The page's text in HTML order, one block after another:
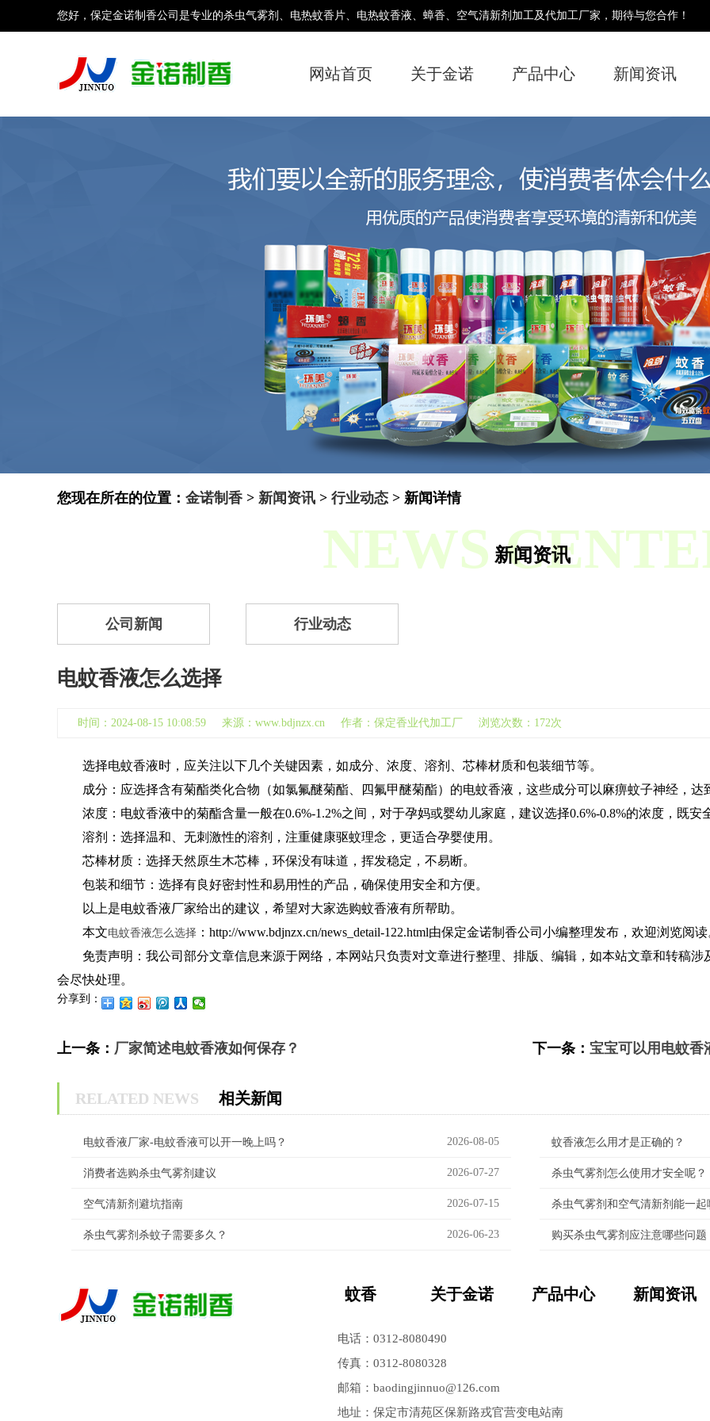
您好，保定金诺制香公司是专业的杀虫气雾剂、电热蚊香片、电热蚊香液、蟑香、空气清新剂加工及代加工厂家，期待与您合作！
网站首页 关于金诺 产品中心 新闻资讯
您现在所在的位置： 金诺制香 > 新闻资讯 > 行业动态 > 新闻详情
NEWS新闻资讯
公司新闻 行业动态
电蚊香液怎么选择
时间：2024-08-15 10:08:59 来源：www.bdjnzx.cn 作者：保定香业代加工厂 浏览次数：172次
选择电蚊香液时，应关注以下几个关键因素，如成分、浓度、溶剂、芯棒材质和包装细节等。
成分：应选择含有菊酯类化合物（如氯氟醚菊酯、四氟甲醚菊酯）的电蚊香液，这些成分可以麻痹蚊子神经，达
浓度：电蚊香液中的菊酯含量一般在0.6%-1.2%之间，对于孕妈或婴幼儿家庭，建议选择0.6%-0.8%的浓度，既安
溶剂：选择温和、无刺激性的溶剂，注重健康驱蚊理念，更适合孕婴使用。
芯棒材质：选择天然原生木芯棒，环保没有味道，挥发稳定，不易断。‌
包装和细节：选择有良好密封性和易用性的产品，确保使用安全和方便。
以上是电蚊香液厂家给出的建议，希望对大家选购蚊香液有所帮助。‌
本文电蚊香液怎么选择 ：http://www.bdjnzx.cn/news_detail-122.html由保定金诺制香公司小编整理发布，欢迎浏览阅
免责声明：我公司部分文章信息来源于网络，本网站只负责对文章进行整理、排版、编辑，如本站文章和转稿
会尽快处理。
分享到：
上一条： 厂家简述电蚊香液如何保存？ 下一条： 宝宝可以用电蚊香
相关新闻
RELATED NEWS
电蚊香液厂家-电蚊香液可以开一晚上吗？ 2026-08-05 蚊香液怎么用才是正确的？
消费者选购杀虫气雾剂建议 2026-07-27 杀虫气雾剂怎么使用才安全呢？
空气清新剂避坑指南 2026-07-15 杀虫气雾剂和空气清新剂能一起
杀虫气雾剂杀蚊子需要多久？ 2026-06-23 购买杀虫气雾剂应注意哪些问题
蚊香 关于金诺 产品中心 新闻资讯
电话：0312-8080490
传真：0312-8080328
邮箱：baodingjinnuo@126.com
地址：保定市清苑区保新路戎官营变电站南